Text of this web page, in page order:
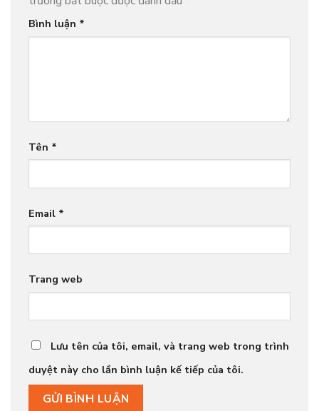
Bình luận *
Tên *
Email *
Trang web
Lưu tên của tôi, email, và trang web trong trình
duyệt này cho lần bình luận kế tiếp của tôi.